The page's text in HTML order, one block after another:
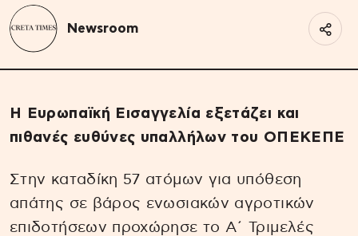
Newsroom
Η Ευρωπαϊκή Εισαγγελία εξετάζει και
πιθανές ευθύνες υπαλλήλων του ΟΠΕΚΕΠΕ
Στην καταδίκη 57 ατόμων για υπόθεση
απάτης σε βάρος ενωσιακών αγροτικών
επιδοτήσεων προχώρησε το Α΄ Τριμελές